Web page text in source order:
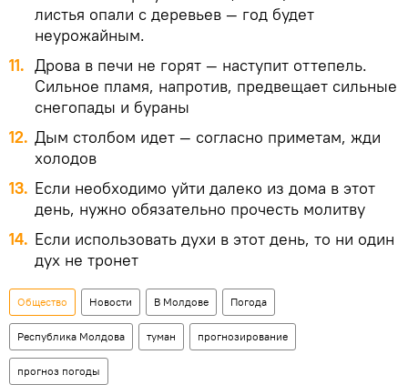
листья опали с деревьев — год будет
неурожайным.
Дрова в печи не горят — наступит оттепель.
Сильное пламя, напротив, предвещает сильные
снегопады и бураны
Дым столбом идет — согласно приметам, жди
холодов
Если необходимо уйти далеко из дома в этот
день, нужно обязательно прочесть молитву
Если использовать духи в этот день, то ни один
дух не тронет
Общество Новости В Молдове Погода
Республика Молдова туман прогнозирование
прогноз погоды